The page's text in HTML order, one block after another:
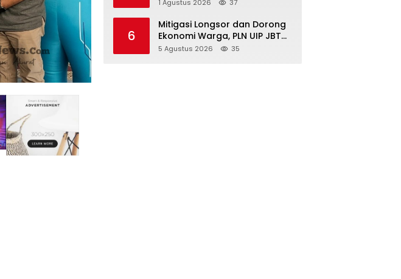
1 Agustus 2026 37
6
Mitigasi Longsor dan Dorong
Ekonomi Warga, PLN UIP JBTB
Salurkan Bantuan Konservasi
5 Agustus 2026 35